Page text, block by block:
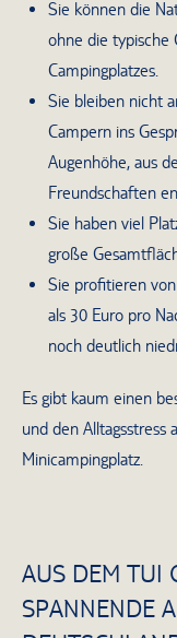
Sie können die
ohne die typische
Campingplatzes.
Sie bleiben nicht
Campern ins
Augenhöhe, aus
Freundschaften
Sie haben viel
große
Sie profitieren
als 30 Euro pro
noch deutlich
Es gibt kaum einen
und den Alltagsstress
Minicampingplatz.
AUS DEM TUI
SPANNENDE